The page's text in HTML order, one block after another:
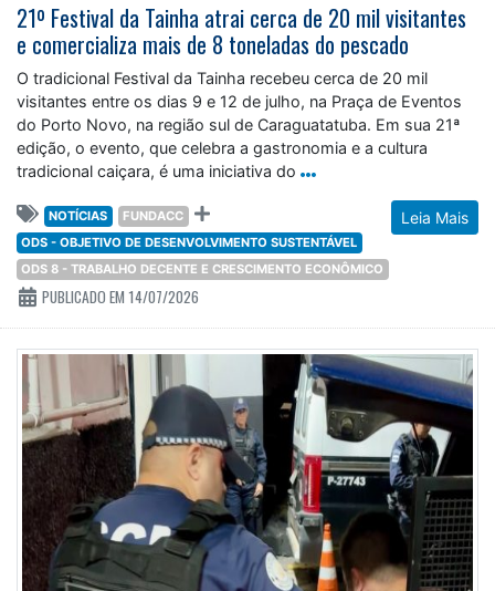
21º Festival da Tainha atrai cerca de 20 mil visitantes
e comercializa mais de 8 toneladas do pescado
O tradicional Festival da Tainha recebeu cerca de 20 mil
visitantes entre os dias 9 e 12 de julho, na Praça de Eventos
do Porto Novo, na região sul de Caraguatatuba. Em sua 21ª
edição, o evento, que celebra a gastronomia e a cultura
tradicional caiçara, é uma iniciativa do
Leia Mais
NOTÍCIAS
FUNDACC
ODS - OBJETIVO DE DESENVOLVIMENTO SUSTENTÁVEL
ODS 8 - TRABALHO DECENTE E CRESCIMENTO ECONÔMICO
PUBLICADO EM 14/07/2026